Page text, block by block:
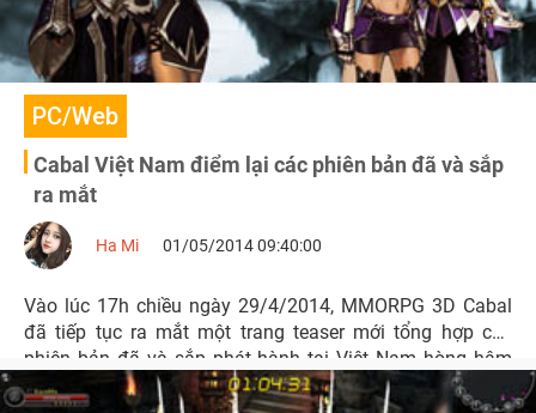
PC/Web
Cabal Việt Nam điểm lại các phiên bản đã và sắp
ra mắt
Ha Mi 01/05/2014 09:40:00
Vào lúc 17h chiều ngày 29/4/2014, MMORPG 3D Cabal
đã tiếp tục ra mắt một trang teaser mới tổng hợp các
phiên bản đã và sắp phát hành tại Việt Nam hòng hâm
nóng lại thông tin trò chơi trước dịp quốc lễ.